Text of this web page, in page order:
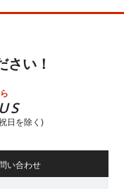
さい！
日を除く)
い合わせ